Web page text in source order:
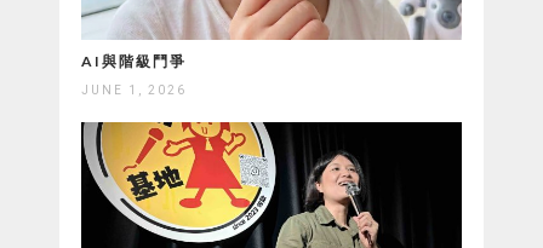
AI與階級鬥爭
JUNE 1, 2026